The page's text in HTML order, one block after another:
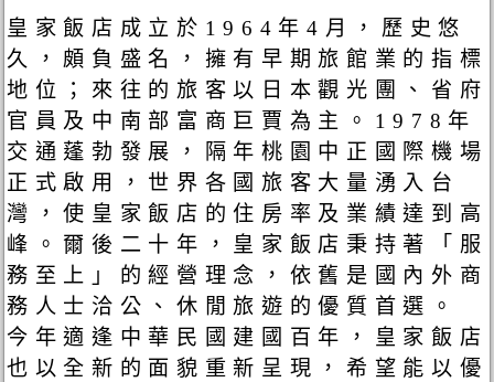
皇家飯店成立於1964年4月，歷史悠
久，頗負盛名，擁有早期旅館業的指標
地位；來往的旅客以日本觀光團、省府
官員及中南部富商巨賈為主。1978年
交通蓬勃發展，隔年桃園中正國際機場
正式啟用，世界各國旅客大量湧入台
灣，使皇家飯店的住房率及業績達到高
峰。爾後二十年，皇家飯店秉持著「服
務至上」的經營理念，依舊是國內外商
務人士洽公、休閒旅遊的優質首選。
今年適逢中華民國建國百年，皇家飯店
也以全新的面貌重新呈現，希望能以優